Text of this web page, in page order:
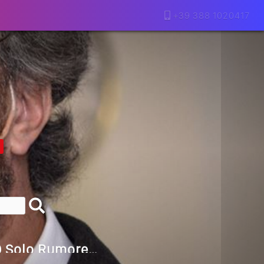
+39 388 1020417
Motivazione…
Franzese
Davvero
Vecchia SEO
Predittivi
L’AI E I Contenuti…
Rumore…
Peggiorerà